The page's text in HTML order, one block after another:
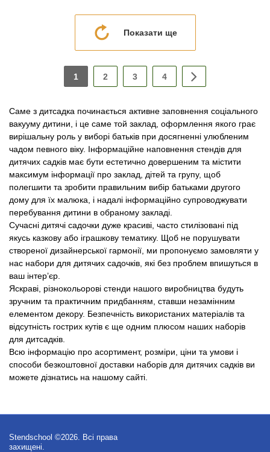
Показати ще
1 2 3 4
Саме з дитсадка починається активне заповнення соціального
вакууму дитини, і це саме той заклад, оформлення якого грає
вирішальну роль у виборі батьків при досягненні улюбленим
чадом певного віку. Інформаційне наповнення стендів для
дитячих садків має бути естетично довершеним та містити
максимум інформації про заклад, дітей та групу, щоб
полегшити та зробити правильним вибір батьками другого
дому для їх малюка, і надалі інформаційно супроводжувати
перебування дитини в обраному закладі.
Сучасні дитячі садочки дуже красиві, часто стилізовані під
якусь казкову або іграшкову тематику. Щоб не порушувати
створеної дизайнерської гармонії, ми пропонуємо замовляти у
нас набори для дитячих садочків, які без проблем впишуться в
ваш інтер’єр.
Яскраві, різнокольорові стенди нашого виробництва будуть
зручним та практичним придбанням, ставши незамінним
елементом декору. Безпечність використаних матеріалів та
відсутність гострих кутів є ще одним плюсом наших наборів
для дитсадків.
Всю інформацію про асортимент, розміри, ціни та умови і
способи безкоштовної доставки наборів для дитячих садків ви
можете дізнатись на нашому сайті.
Stendschool ©2026. Всі права
захищені.